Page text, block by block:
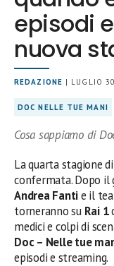
episodi
nuova
REDAZIONE | LUGLIO
DOC NELLE TUE MANI
Cosa sappiamo di
La quarta stagione di
confermata. Dopo il
Andrea Fantie il
torneranno su Rai 1
medici e colpi di
Doc – Nelle tue
episodi e streaming.